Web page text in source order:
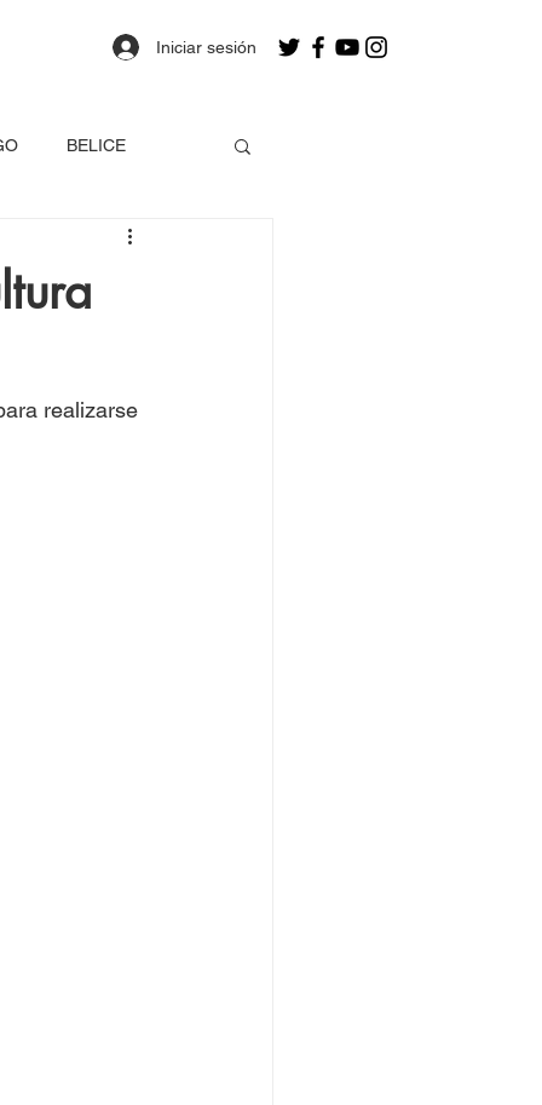
Iniciar sesión
BELICE
realizarse